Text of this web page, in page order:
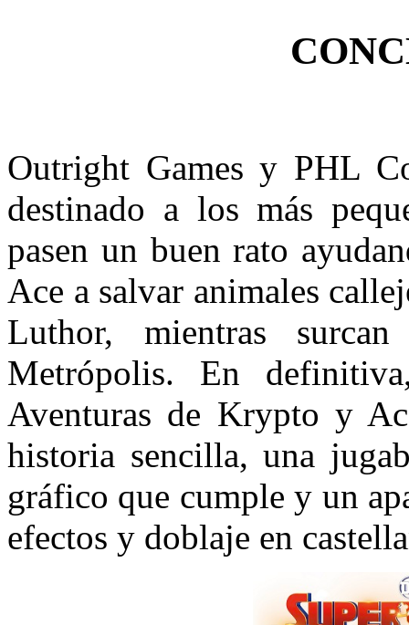
Outright Games y PHL
destinado a los más
pasen un buen rato
Ace a salvar animales
Luthor, mientras
Metrópolis. En
Aventuras de Krypto y
historia sencilla, una
gráfico que cumple y un
efectos y doblaje en